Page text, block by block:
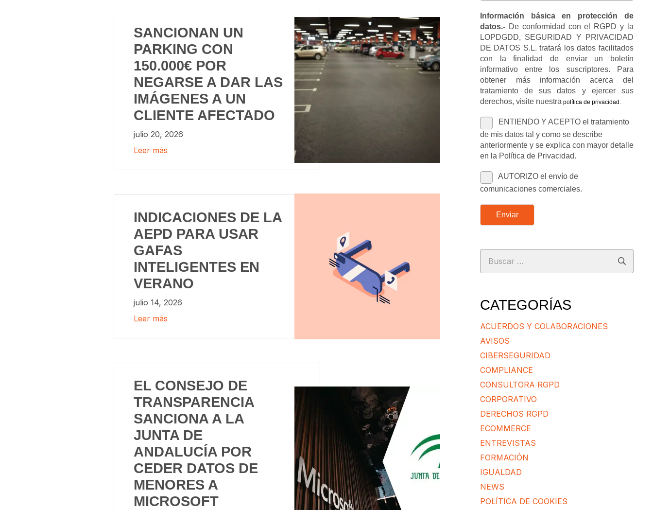
SANCIONAN UN
PARKING CON
150.000€ POR
NEGARSE A DAR LAS
IMÁGENES A UN
CLIENTE AFECTADO
julio 20, 2026
Leer más
INDICACIONES DE LA
AEPD PARA USAR
GAFAS
INTELIGENTES EN
VERANO
julio 14, 2026
Leer más
EL CONSEJO DE
TRANSPARENCIA
SANCIONA A LA
JUNTA DE
ANDALUCÍA POR
CEDER DATOS DE
MENORES A
MICROSOFT
Información básica en protección de
datos.-De conformidad con el RGPD y la
LOPDGDD, SEGURIDAD Y PRIVACIDAD
DE DATOS S.L. tratará los datos facilitados
con la finalidad de enviar un boletín
informativo entre los suscriptores. Para
obtener más información acerca del
tratamiento de sus datos y ejercer sus
derechos, visite nuestra política de privacidad .
ENTIENDO Y ACEPTO el tratamiento
de mis datos tal y como se describe
anteriormente y se explica con mayor detalle
en la Política de Privacidad.
AUTORIZO el envío de
comunicaciones comerciales.
Enviar
Buscar:
CATEGORÍAS
ACUERDOS Y COLABORACIONES
AVISOS
CIBERSEGURIDAD
COMPLIANCE
CONSULTORA RGPD
CORPORATIVO
DERECHOS RGPD
ECOMMERCE
ENTREVISTAS
FORMACIÓN
IGUALDAD
NEWS
POLÍTICA DE COOKIES